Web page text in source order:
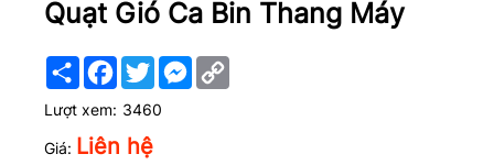
Quạt Gió Ca Bin Thang Máy
Share Facebook
TwitterMessenger
Lượt xem: 3460
Giá: Liên hệ